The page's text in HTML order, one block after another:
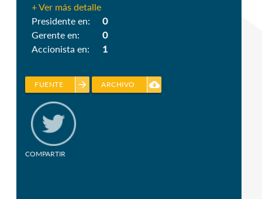
+ Ver más detalle
Presidente en:
Gerente en:
Accionista en:
0
0
1
arrow_forward
FUENTE cloud_download
ARCHIVO
COMPARTIR